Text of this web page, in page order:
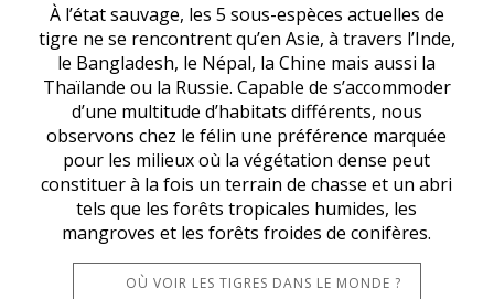
À l’état sauvage, les 5 sous-espèces actuelles de
tigre ne se rencontrent qu’en Asie, à travers l’Inde,
le Bangladesh, le Népal, la Chine mais aussi la
Thaïlande ou la Russie. Capable de s’accommoder
d’une multitude d’habitats différents, nous
observons chez le félin une préférence marquée
pour les milieux où la végétation dense peut
constituer à la fois un terrain de chasse et un abri
tels que les forêts tropicales humides, les
mangroves et les forêts froides de conifères.
OÙ VOIR LES TIGRES DANS LE MONDE ?